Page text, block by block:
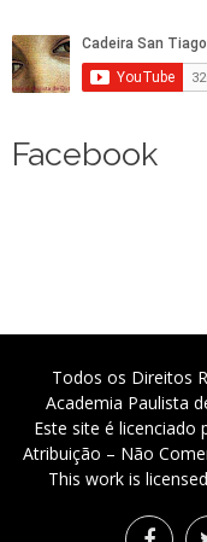
Facebook
Todos os Direitos
Academia Paulista
Este site é licenciado
Atribuição – Não
This work is